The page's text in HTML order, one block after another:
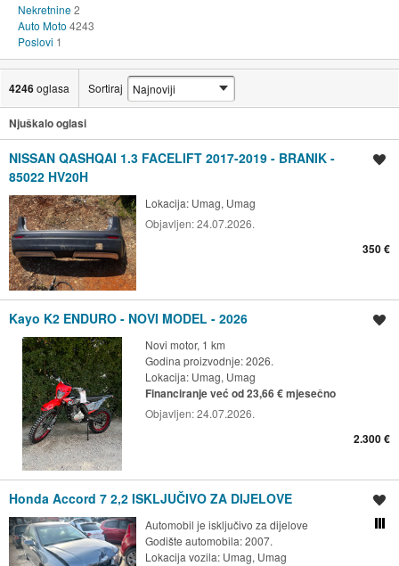
Nekretnine2
Auto Moto 4243
Poslovi 1
4246oglasa Sortiraj
Njuškalo oglasi
NISSAN QASHQAI 1.3 FACELIFT 2017-2019 - BRANIK -
85022 HV20H
Lokacija: Umag, Umag
Objavljen:24.07.2026.
350 €
Kayo K2 ENDURO - NOVI MODEL - 2026
Novi motor, 1 km
Godina proizvodnje: 2026.
Lokacija: Umag, Umag
Financiranje već od 23,66 € mjesečno
Objavljen:24.07.2026.
2.300 €
Honda Accord 7 2,2 ISKLJUČIVO ZA DIJELOVE
Automobil je isključivo za dijelove
Godište automobila: 2007.
Lokacija vozila: Umag, Umag